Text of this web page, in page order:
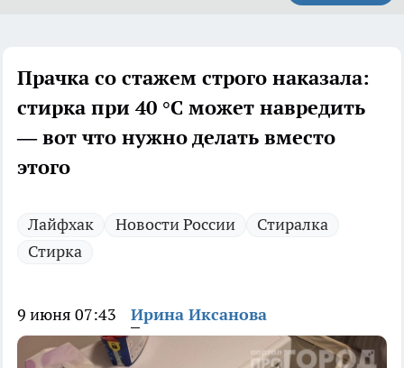
Прачка со стажем строго наказала:
стирка при 40 °C может навредить
— вот что нужно делать вместо
этого
Лайфхак Новости России
Стиралка
Стирка
9 июня 07:43 Ирина Иксанова